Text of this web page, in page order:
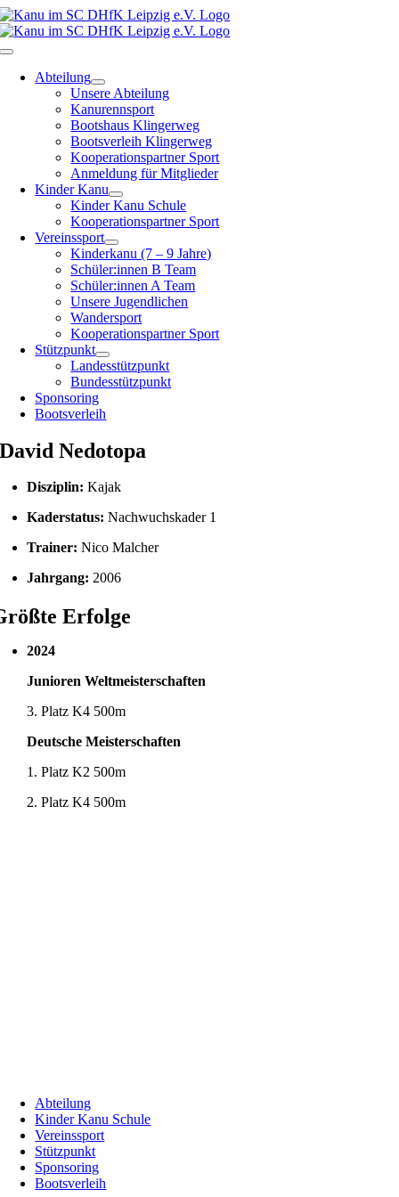
Zum
Inhalt
springen
Toggle
NavigationAbteilung
Unsere Abteilung
Kanurennsport
Bootshaus Klingerweg
Bootsverleih Klingerweg
Kooperationspartner Sport
Anmeldung für Mitglieder
Kinder Kanu
Kinder Kanu Schule
Kooperationspartner Sport
Vereinssport
Kinderkanu (7 – 9 Jahre)
Schüler:innen B Team
Schüler:innen A Team
Unsere Jugendlichen
Wandersport
Kooperationspartner Sport
Stützpunkt
Landesstützpunkt
Bundesstützpunkt
Sponsoring
Bootsverleih
David Nedotopa
Disziplin:Kajak
Kaderstatus:Nachwuchskader 1
Trainer:Nico Malcher
Jahrgang: 2006
Erfolge
2024
Junioren Weltmeisterschaften
3. Platz K4 500m
Deutsche Meisterschaften
1. Platz K2 500m
2. Platz K4 500m
Abteilung
Kinder Kanu Schule
Vereinssport
Stützpunkt
Sponsoring
Bootsverleih